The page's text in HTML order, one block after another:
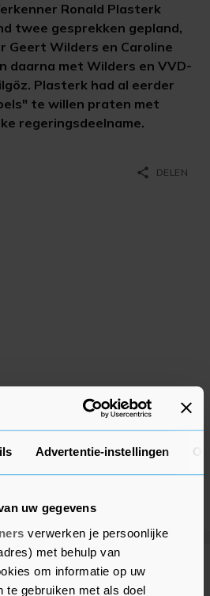
Advertentie-instellingen
uw gegevens
verwerken je persoonlijke
met behulp van
om informatie op uw
te gebruiken met als doel
Ronald Plasterk
twee gesprekken gepland,
Geert Wilders en Caroline
daarna met Wilders en VVD-
Plasterk had al eerder
te willen praten met
regeringsdeelname.
share DELEN